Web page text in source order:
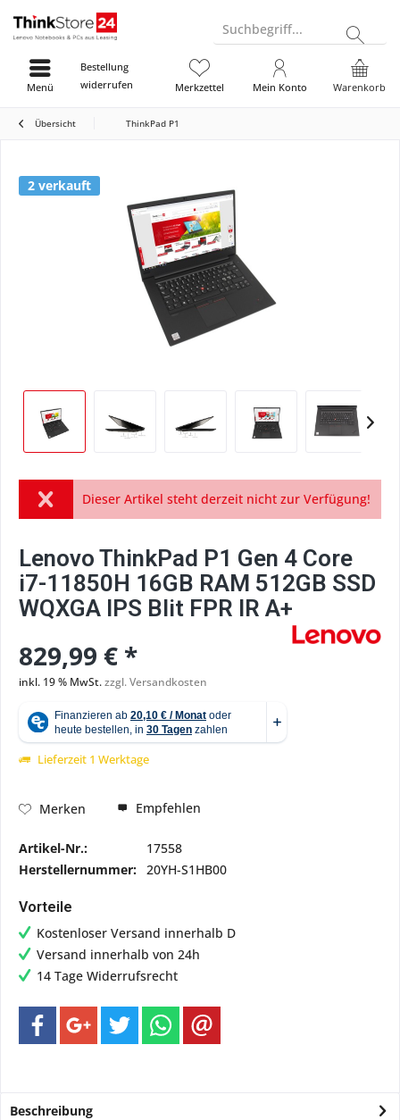
Suchbegriff...
Bestellung
widerrufen
Warenkorb
Merkzettel Mein Konto
Menü
Übersicht ThinkPad P1
2 verkauft
Dieser Artikel steht derzeit nicht zur Verfügung!
Lenovo ThinkPad P1 Gen 4 Core
i7-11850H 16GB RAM 512GB SSD
WQXGA IPS Blit FPR IR A+
829,99 € *
inkl. 19 % MwSt.zzgl. Versandkosten
Lieferzeit 1 Werktage
Merken Empfehlen
Artikel-Nr.:
17558
Herstellernummer: 20YH-S1HB00
Vorteile
Kostenloser Versand innerhalb D
Versand innerhalb von 24h
14 Tage Widerrufsrecht
Beschreibung